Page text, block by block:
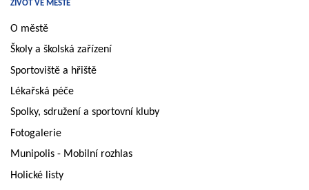
ŽIVOT VE MĚSTĚ
O městě
Školy a školská zařízení
Sportoviště a hřiště
Lékařská péče
Spolky, sdružení a sportovní kluby
Fotogalerie
Munipolis - Mobilní rozhlas
Holické listy